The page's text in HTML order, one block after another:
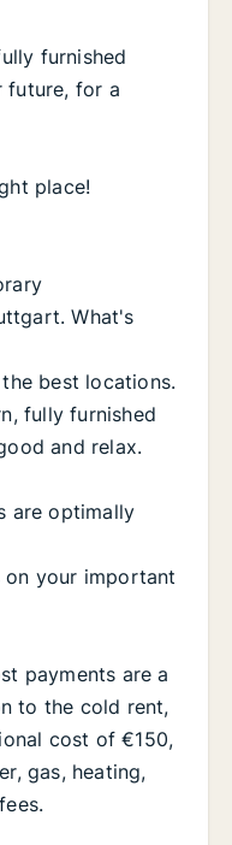
furnished
future, for a
place!
What's
best locations.
fully furnished
and relax.
are optimally
on your important
payments are a
to the cold rent,
cost of €150,
gas, heating,